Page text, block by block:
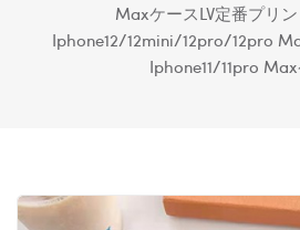
MaxケースLV定番プリ
Iphone12/12mini/12pro/12pro
Iphone11/11pro